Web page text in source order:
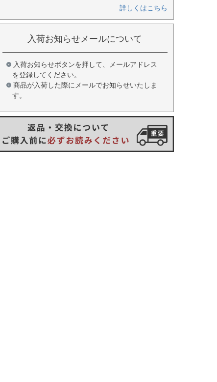
詳しくはこちら
入荷お知らせメールについて
入荷お知らせボタンを押して、メールアドレス
を登録してください。
商品が入荷した際にメールでお知らせいたしま
す。